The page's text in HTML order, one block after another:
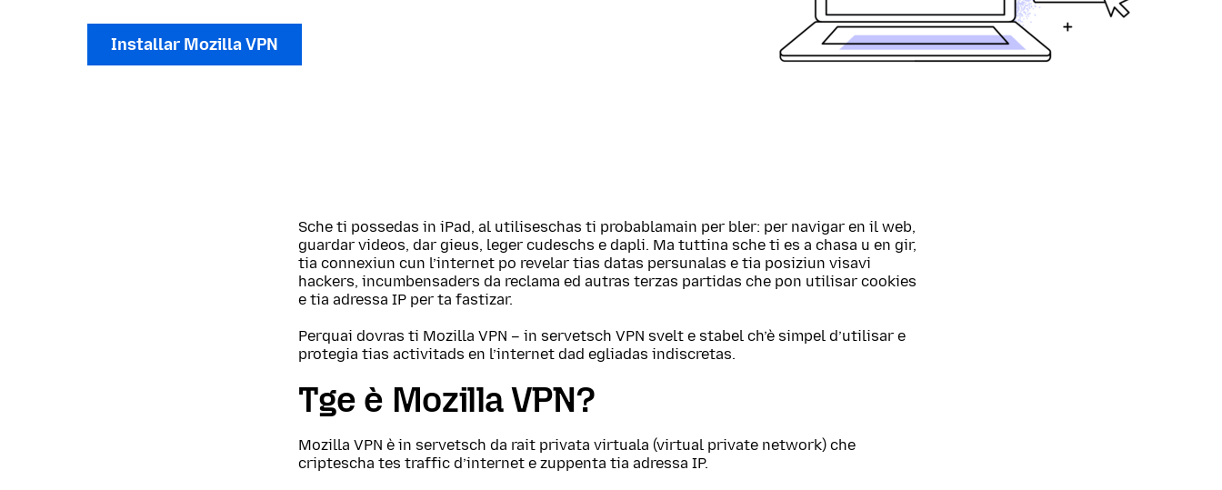
Installar Mozilla VPN
Sche ti possedas in iPad, al utiliseschas ti probablamain per bler: per navigar en il web,
guardar videos, dar gieus, leger cudeschs e dapli. Ma tuttina sche ti es a chasa u en gir,
tia connexiun cun l’internet po revelar tias datas persunalas e tia posiziun visavi
hackers, incumbensaders da reclama ed autras terzas partidas che pon utilisar cookies
e tia adressa IP per ta fastizar.
Perquai dovras ti Mozilla VPN – in servetsch VPN svelt e stabel ch’è simpel d’utilisar e
protegia tias activitads en l’internet dad egliadas indiscretas.
Tge è Mozilla VPN?
Mozilla VPN è in servetsch da rait privata virtuala (virtual private network) che
criptescha tes traffic d’internet e zuppenta tia adressa IP.